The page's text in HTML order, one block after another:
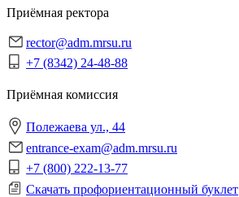
Приёмная ректора
rector@adm.mrsu.ru
+7 (8342) 24-48-88
Приёмная комиссия
Полежаева ул., 44
entrance-exam@adm.mrsu.ru
+7 (800) 222-13-77
Скачать профориентационный буклет